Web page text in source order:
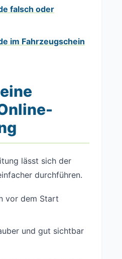
falsch oder
im Fahrzeugschein
lässt sich der
durchführen.
vor dem Start
und gut sichtbar